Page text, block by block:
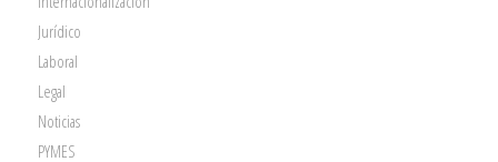
Jurídico
Laboral
Legal
Noticias
PYMES